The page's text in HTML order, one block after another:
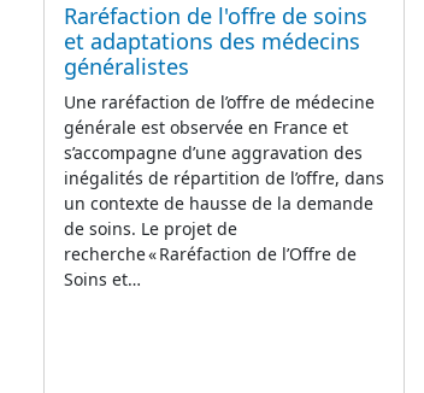
Raréfaction de l'offre de soins
et adaptations des médecins
généralistes
Une raréfaction de l’offre de médecine
générale est observée en France et
s’accompagne d’une aggravation des
inégalités de répartition de l’offre, dans
un contexte de hausse de la demande
de soins. Le projet de
recherche « Raréfaction de l’Offre de
Soins et…